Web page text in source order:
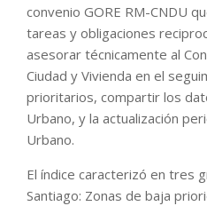
convenio GORE RM-CNDU
tareas y obligaciones
asesorar técnicamente al
Ciudad y Vivienda en el
prioritarios, compartir los
Urbano, y la actualización
Urbano.
El índice caracterizó en tres
Santiago: Zonas de baja